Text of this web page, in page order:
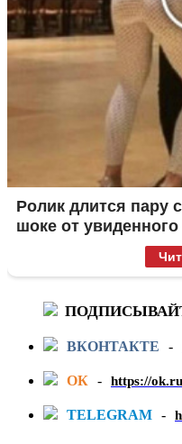
Ролик длится пару
шоке от увиденного
ВКОНТАКТЕ -
ОК - https://
TELEGRAM -